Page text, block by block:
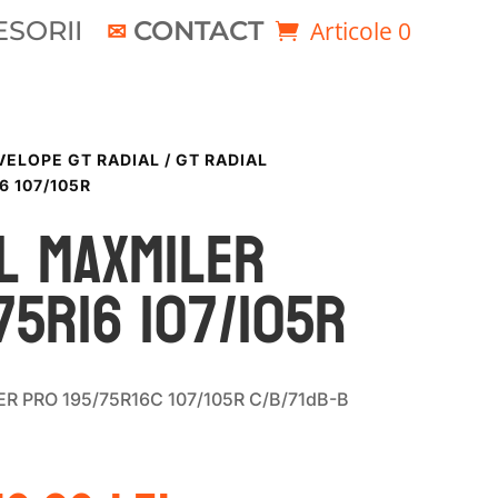
CONTACT Articole 0
GT RADIAL / GT RADIAL
107/105R
107/105R
PRO 195/75R16C 107/105R C/B/71dB-B